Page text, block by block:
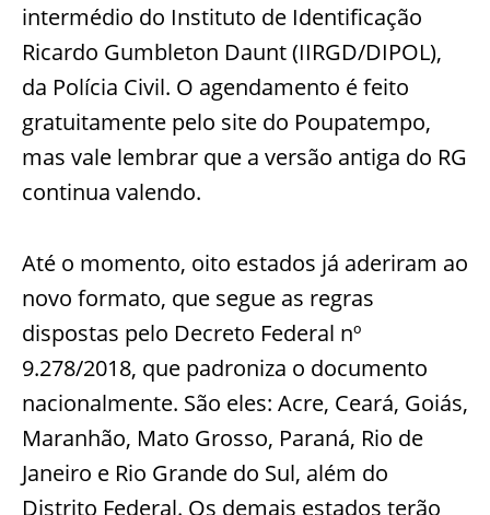
intermédio do Instituto de Identificação
Ricardo Gumbleton Daunt (IIRGD/DIPOL),
da Polícia Civil. O agendamento é feito
gratuitamente pelo site do Poupatempo,
mas vale lembrar que a versão antiga do RG
continua valendo.
Até o momento, oito estados já aderiram ao
novo formato, que segue as regras
dispostas pelo Decreto Federal nº
9.278/2018, que padroniza o documento
nacionalmente. São eles: Acre, Ceará, Goiás,
Maranhão, Mato Grosso, Paraná, Rio de
Janeiro e Rio Grande do Sul, além do
Distrito Federal. Os demais estados terão